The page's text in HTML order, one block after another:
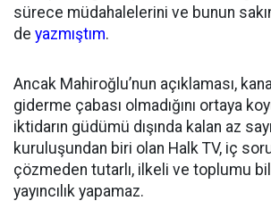
sürece müdahalelerini ve bunun
de yazmıştım.
Ancak Mahiroğlu’nun açıklaması,
giderme çabası olmadığını ortaya
iktidarın güdümü dışında kalan az
kuruluşundan biri olan Halk TV, iç
çözmeden tutarlı, ilkeli ve toplumu
yayıncılık yapamaz.